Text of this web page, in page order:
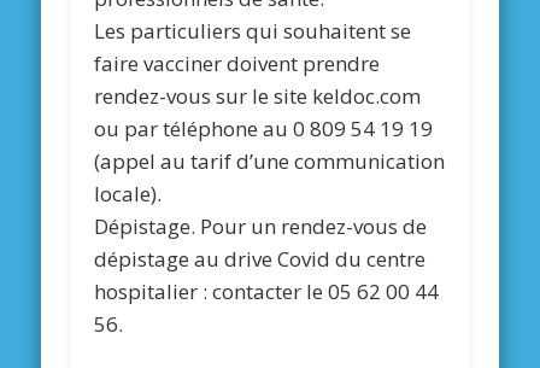
Les particuliers qui souhaitent se
faire vacciner doivent prendre
rendez-vous sur le site keldoc.com
ou par téléphone au 0 809 54 19 19
(appel au tarif d’une communication
locale).
Dépistage. Pour un rendez-vous de
dépistage au drive Covid du centre
hospitalier : contacter le 05 62 00 44
56.